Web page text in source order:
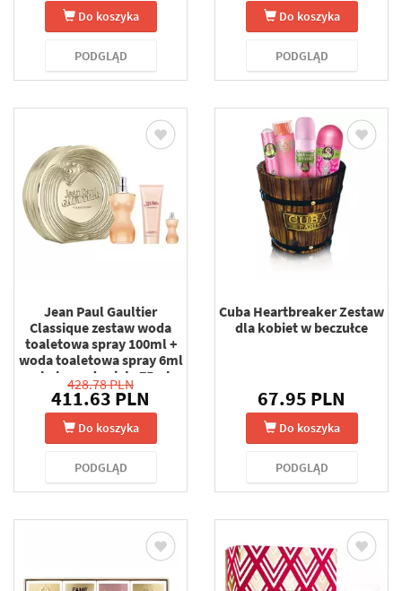
Do koszyka
PODGLĄD
Do koszyka
PODGLĄD
Jean Paul Gaultier
Classique zestaw woda
toaletowa spray 100ml +
woda toaletowa spray 6ml
+ balsam do ciała 75ml
428.78 PLN
411.63 PLN
Do koszyka
PODGLĄD
Cuba Heartbreaker Zestaw
dla kobiet w beczułce
67.95 PLN
Do koszyka
PODGLĄD